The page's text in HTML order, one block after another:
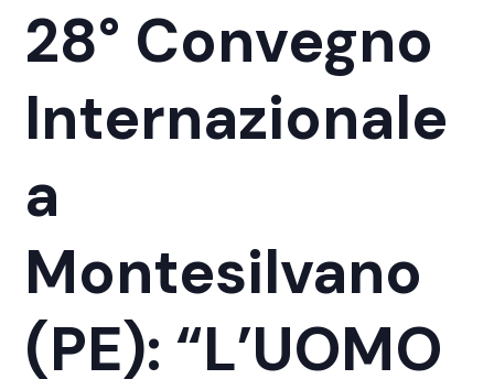
28° Convegno
Internazionale
a
Montesilvano
(PE): “L’UOMO